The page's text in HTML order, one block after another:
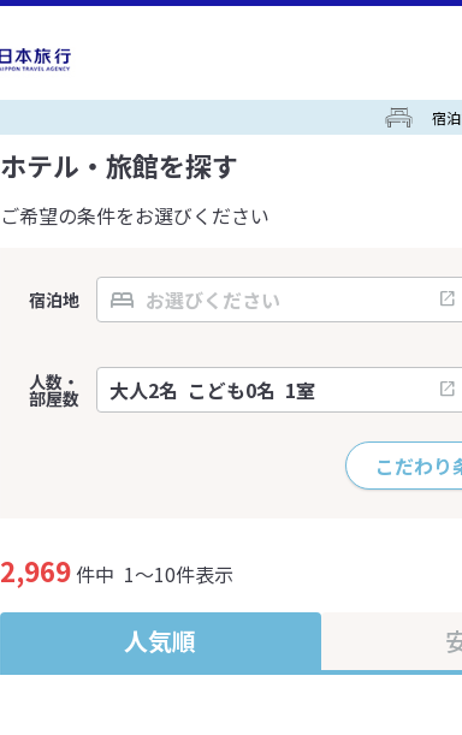
宿
ホテル・旅館を探す
ご希望の条件をお選びください
宿泊地
人数・
部屋数
こだわり
2,969件中 1～10件表示
人気順